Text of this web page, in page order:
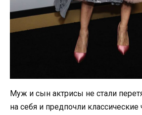
Муж и сын актрисы не стали
на себя и предпочли